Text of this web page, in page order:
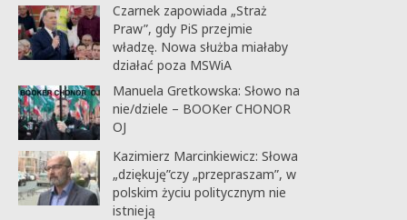
Czarnek zapowiada „Straż
Praw”, gdy PiS przejmie
władzę. Nowa służba miałaby
działać poza MSWiA
Manuela Gretkowska: Słowo na
nie/dziele – BOOKer CHONOR
OJ
Kazimierz Marcinkiewicz: Słowa
„dziękuję”czy „przepraszam”, w
polskim życiu politycznym nie
istnieją